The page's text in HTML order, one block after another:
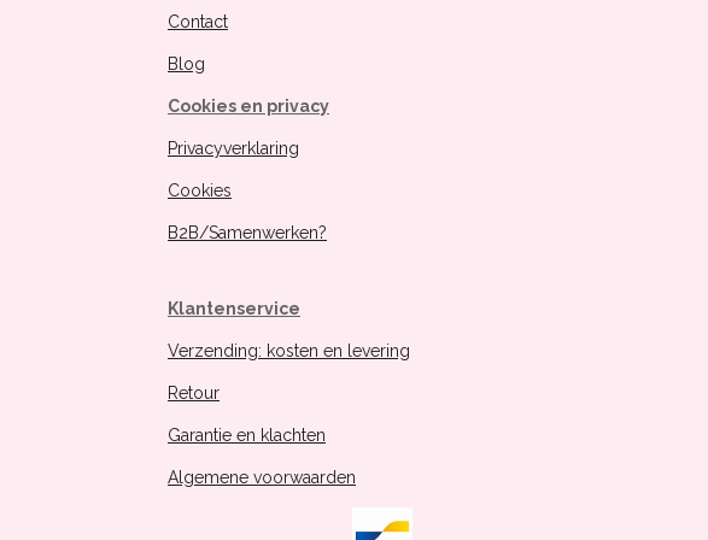
Contact
Blog
Cookies en privacy
Privacyverklaring
Cookies
B2B/Samenwerken?
Klantenservice
Verzending: kosten en levering
Retour
Garantie en klachten
Algemene voorwaarden